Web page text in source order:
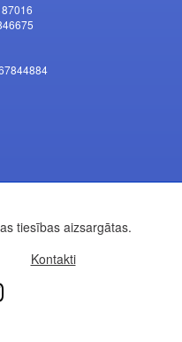
tiesības aizsargātas.
Kontakti